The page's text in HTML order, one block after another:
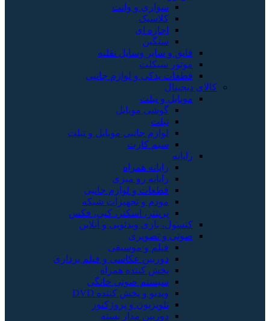
سواری و وانت
کلاسیک
اجاره ای
سنگین
قایق و سایر وسایل نقلیه
موتور سیکلت
قطعات یدکی و لوازم جانبی
کالای دیجیتال
موبایل و تبلت
گوشی موبایل
تبلت
لوازم جانبی موبایل و تبلت
سیم کارت
رایانه
رایانه همراه
رایانه رو میزی
قطعات و لوازم جانبی
مودم و تجهیزات شبکه
پرینتر، اسکنر، کپی، فکس
کنسول، بازی‌ ویدئویی و آنلاین
صوتی و تصویری
فیلم و موسیقی
دوربین عکاسی و فیلم برداری
پخش کننده همراه
سیستم صوتی خانگی
ویدیو و پخش کننده DVD
تلویزیون و پروژکتور
دوربین مدار بسته